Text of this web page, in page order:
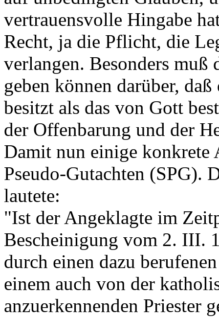
vertrauensvolle Hingabe
Recht, ja die Pflicht, die
verlangen. Besonders muß
geben können darüber,
besitzt als das von Gott
der Offenbarung und der
Damit nun einige konkrete
Pseudo-Gutachten (SPG).
lautete:
"Ist der Angeklagte im
Bescheinigung vom 2. III.
durch einen dazu
einem auch von der
anzuerkennenden Priester